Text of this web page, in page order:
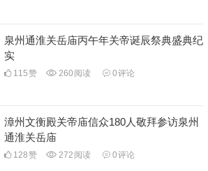
泉州通淮关岳庙丙午年关帝诞辰祭典盛典纪
实
115赞 260 阅读 0评论
漳州文衡殿关帝庙信众180人敬拜参访泉州
通淮关岳庙
128赞 272 阅读 0评论